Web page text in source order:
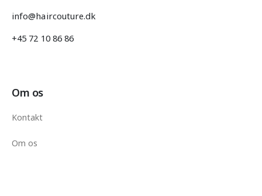
info@haircouture.dk
+45 72 10 86 86
Om os
Kontakt
Om os